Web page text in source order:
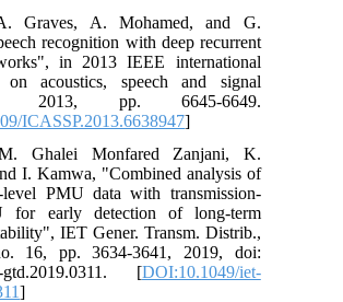
Graves, A. Mohamed, and G.
recognition with deep recurrent
in 2013 IEEE international
on acoustics, speech and signal
2013, pp. 6645-6649.
ICASSP.2013.6638947
Ghalei Monfared Zanjani, K.
I. Kamwa, "Combined analysis of
level PMU data with transmission-
for early detection of long-term
IET Gener. Transm. Distrib.,
16, pp. 3634-3641, 2019, doi:
gtd.2019.0311. [DOI:10.1049/iet-